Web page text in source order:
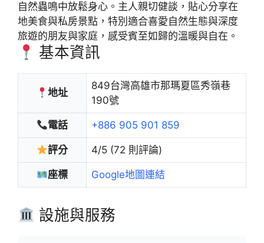
自然蟲鳴中放鬆身心。主人親切健談，貼心分享在
地美食與私房景點，特別適合喜愛自然生態與深度
旅遊的朋友與家庭，感受賓至如歸的溫暖與自在。
基本資訊
地址
849台灣高雄市那瑪夏區秀嶺巷
190號
電話 +886 905 901 859
評分 4/5 (72 則評論)
座標 Google地圖連結
設施與服務